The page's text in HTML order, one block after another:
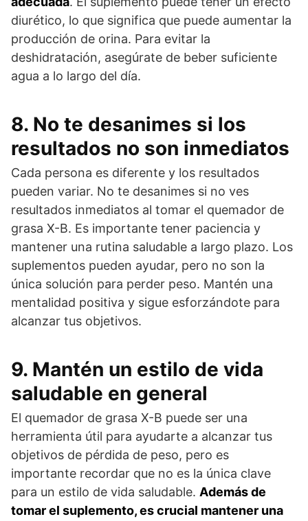
diurético, lo que significa que puede aumentar la
producción de orina. Para evitar la
deshidratación, asegúrate de beber suficiente
agua a lo largo del día.
8. No te desanimes si los
resultados no son inmediatos
Cada persona es diferente y los resultados
pueden variar. No te desanimes si no ves
resultados inmediatos al tomar el quemador de
grasa X-B. Es importante tener paciencia y
mantener una rutina saludable a largo plazo. Los
suplementos pueden ayudar, pero no son la
única solución para perder peso. Mantén una
mentalidad positiva y sigue esforzándote para
alcanzar tus objetivos.
9. Mantén un estilo de vida
saludable en general
El quemador de grasa X-B puede ser una
herramienta útil para ayudarte a alcanzar tus
objetivos de pérdida de peso, pero es
importante recordar que no es la única clave
para un estilo de vida saludable. Además de
tomar el suplemento, es crucial mantener una